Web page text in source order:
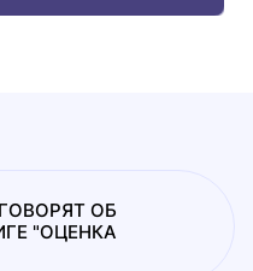
ОБ
"ОЦЕНКА